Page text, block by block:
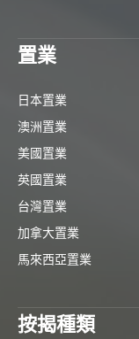
置業
日本置業
澳洲置業
美國置業
英國置業
台灣置業
加拿大置業
馬來西亞置業
按揭種類